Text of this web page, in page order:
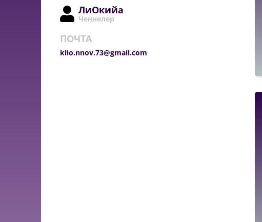
ЛиОкийа
Ченнелер
ПОЧТА
klio.nnov.73@gmail.com